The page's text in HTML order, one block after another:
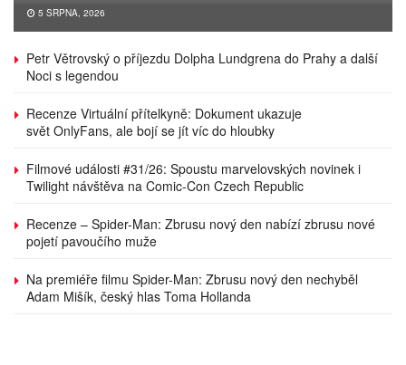
5 SRPNA, 2026
Petr Větrovský o příjezdu Dolpha Lundgrena do Prahy a další
Noci s legendou
Recenze Virtuální přítelkyně: Dokument ukazuje
svět OnlyFans, ale bojí se jít víc do hloubky
Filmové události #31/26: Spoustu marvelovských novinek i
Twilight návštěva na Comic-Con Czech Republic
Recenze – Spider-Man: Zbrusu nový den nabízí zbrusu nové
pojetí pavoučího muže
Na premiéře filmu Spider-Man: Zbrusu nový den nechyběl
Adam Mišík, český hlas Toma Hollanda